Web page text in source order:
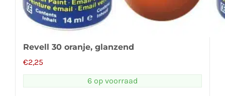
Revell 30 oranje, glanzend
€2,25
6 op voorraad